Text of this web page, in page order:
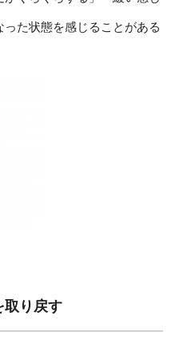
た状態を感じることがある
取り戻す